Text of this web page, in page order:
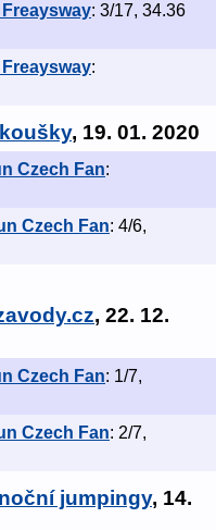
: 3/17, 34.36
:
, 19. 01. 2020
Czech Fan:
Czech Fan: 4/6,
, 22. 12.
Czech Fan: 1/7,
Czech Fan: 2/7,
jumpingy, 14.